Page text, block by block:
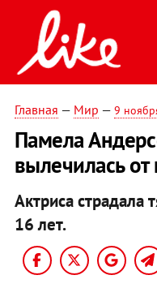
Главная — Мир — 9
Памела
вылечилась от
Актриса
16 лет.